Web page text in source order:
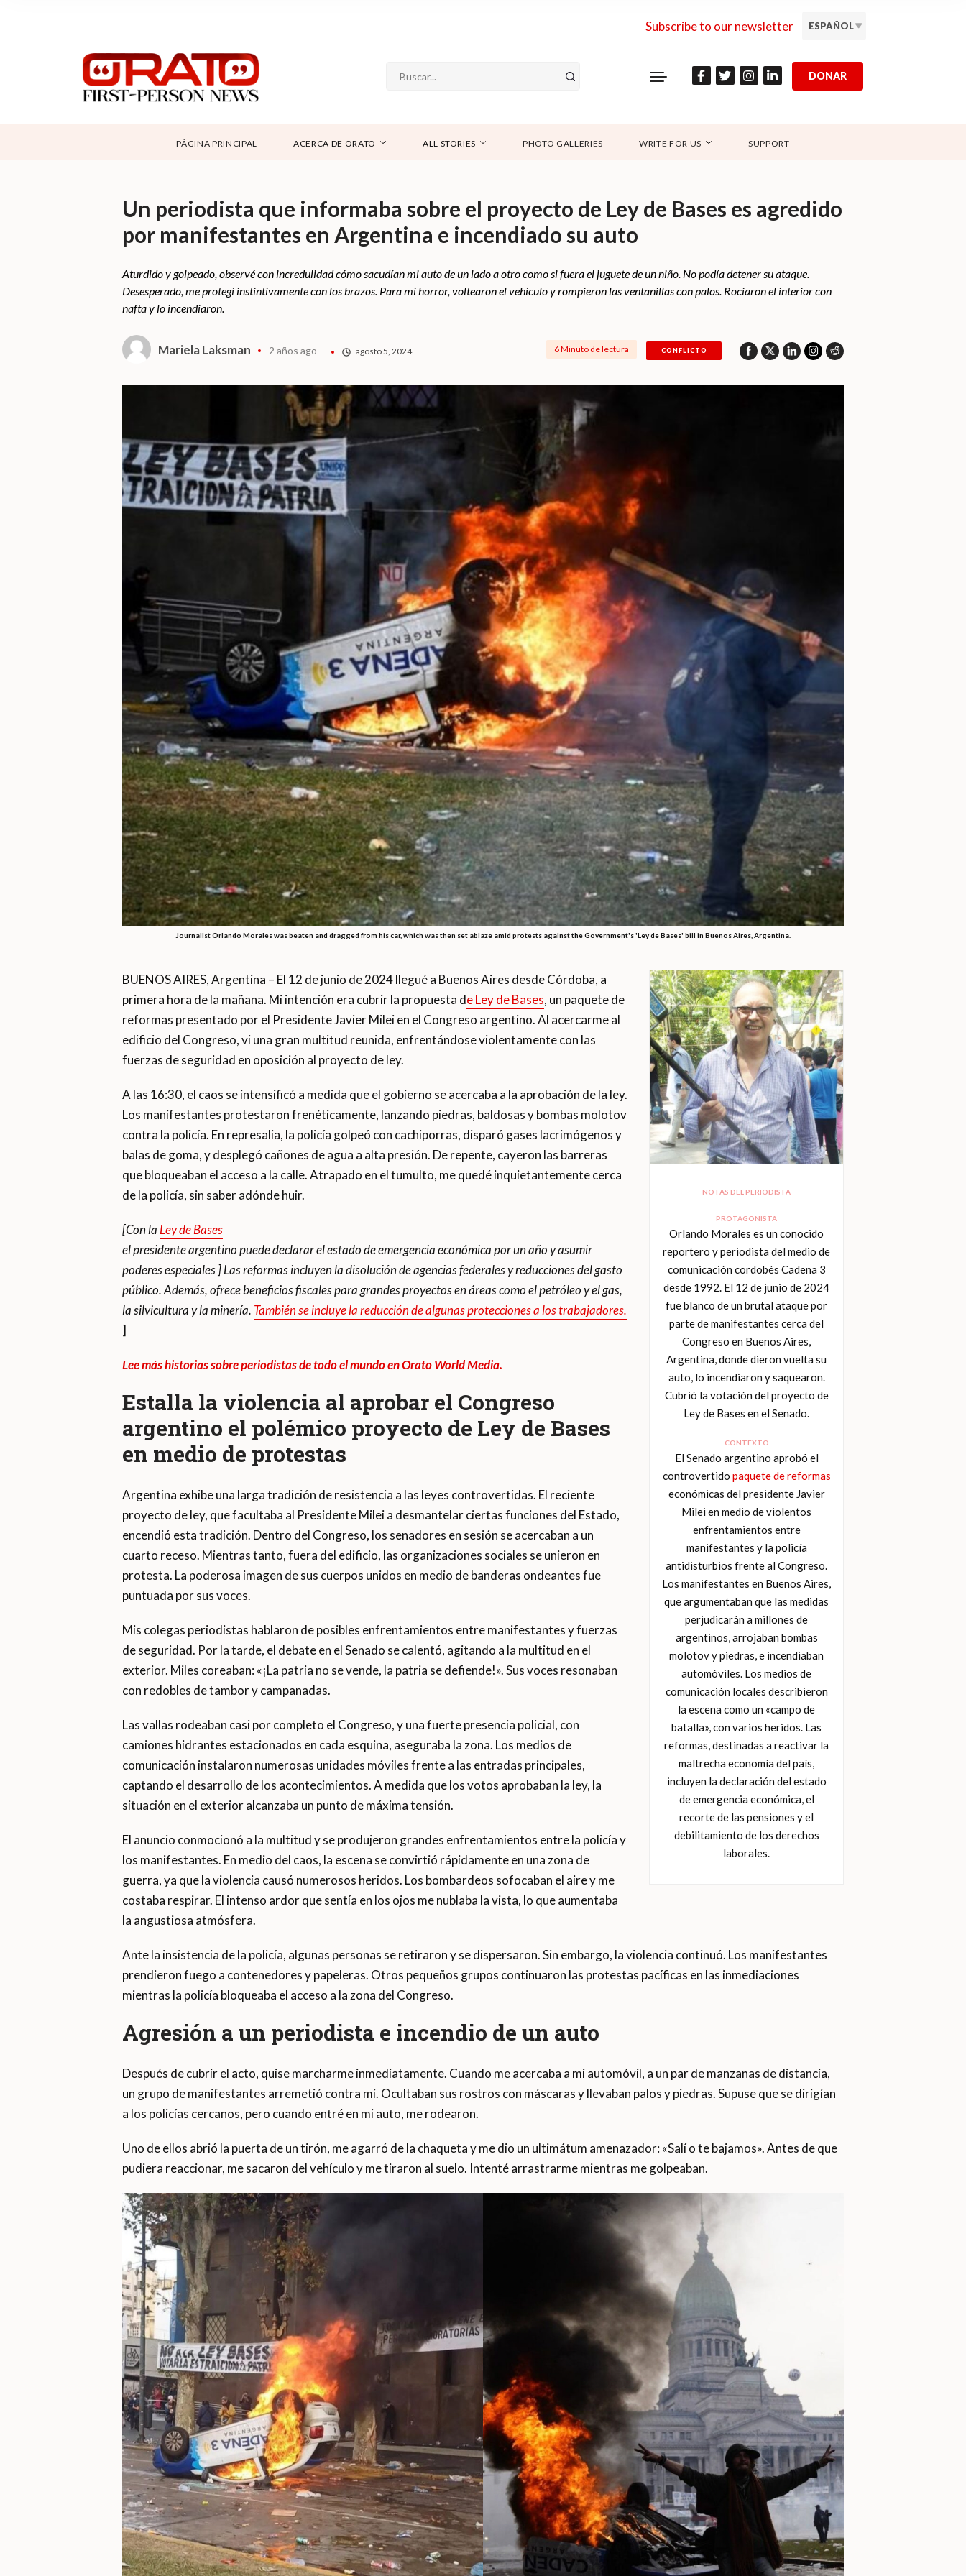
Subscribe to our newsletter ESPAÑOL
SUPPORT
CONTÁCTANOS
DONAR
PÁGINA PRINCIPAL ACERCA DE ORATO ALL STORIES PHOTO GALLERIES WRITE FOR US SUPPORT
Un periodista que informaba sobre el proyecto de Ley de Bases es agredido
por manifestantes en Argentina e incendiado su auto
Aturdido y golpeado, observé con incredulidad cómo sacudían mi auto de un lado a otro como si fuera el juguete de un niño. No podía detener su ataque.
Desesperado, me protegí instintivamente con los brazos. Para mi horror, voltearon el vehículo y rompieron las ventanillas con palos. Rociaron el interior con
nafta y lo incendiaron.
Mariela Laksman 2 años ago agosto 5, 2024 6 Minuto de lectura CONFLICTO
Journalist Orlando Morales was beaten and dragged from his car, which was then set ablaze amid protests against the Government's 'Ley de Bases' bill in Buenos Aires, Argentina.
NOTAS DEL PERIODISTA
PROTAGONISTA
Orlando Morales es un conocido
reportero y periodista del medio de
comunicación cordobés Cadena 3
desde 1992. El 12 de junio de 2024
fue blanco de un brutal ataque por
parte de manifestantes cerca del
Congreso en Buenos Aires,
Argentina, donde dieron vuelta su
auto, lo incendiaron y saquearon.
Cubrió la votación del proyecto de
Ley de Bases en el Senado.
CONTEXTO
El Senado argentino aprobó el
controvertido paquete de reformas
económicas del presidente Javier
Milei en medio de violentos
enfrentamientos entre
manifestantes y la policía
antidisturbios frente al Congreso.
Los manifestantes en Buenos Aires,
que argumentaban que las medidas
perjudicarán a millones de
argentinos, arrojaban bombas
molotov y piedras, e incendiaban
automóviles. Los medios de
comunicación locales describieron
la escena como un «campo de
batalla», con varios heridos. Las
reformas, destinadas a reactivar la
maltrecha economía del país,
incluyen la declaración del estado
de emergencia económica, el
recorte de las pensiones y el
debilitamiento de los derechos
laborales.
BUENOS AIRES, Argentina – El 12 de junio de 2024 llegué a Buenos Aires desde Córdoba, a
primera hora de la mañana. Mi intención era cubrir la propuesta de Ley de Bases, un paquete de
reformas presentado por el Presidente Javier Milei en el Congreso argentino. Al acercarme al
edificio del Congreso, vi una gran multitud reunida, enfrentándose violentamente con las
fuerzas de seguridad en oposición al proyecto de ley.
A las 16:30, el caos se intensificó a medida que el gobierno se acercaba a la aprobación de la ley.
Los manifestantes protestaron frenéticamente, lanzando piedras, baldosas y bombas molotov
contra la policía. En represalia, la policía golpeó con cachiporras, disparó gases lacrimógenos y
balas de goma, y desplegó cañones de agua a alta presión. De repente, cayeron las barreras
que bloqueaban el acceso a la calle. Atrapado en el tumulto, me quedé inquietantemente cerca
de la policía, sin saber adónde huir.
[Con laLey de Bases
el presidente argentino puede declarar el estado de emergencia económica por un año y asumir
poderes especiales ]Las reformas incluyen la disolución de agencias federales y reducciones del gasto
público. Además, ofrece beneficios fiscales para grandes proyectos en áreas como el petróleo y el gas,
la silvicultura y la minería. También se incluye la reducción de algunas protecciones a los trabajadores.
]
Lee más historias sobre periodistas de todo el mundo en Orato World Media.
Estalla la violencia al aprobar el Congreso
argentino el polémico proyecto de Ley de Bases
en medio de protestas
Argentina exhibe una larga tradición de resistencia a las leyes controvertidas. El reciente
proyecto de ley, que facultaba al Presidente Milei a desmantelar ciertas funciones del Estado,
encendió esta tradición. Dentro del Congreso, los senadores en sesión se acercaban a un
cuarto receso. Mientras tanto, fuera del edificio, las organizaciones sociales se unieron en
protesta. La poderosa imagen de sus cuerpos unidos en medio de banderas ondeantes fue
puntuada por sus voces.
Mis colegas periodistas hablaron de posibles enfrentamientos entre manifestantes y fuerzas
de seguridad. Por la tarde, el debate en el Senado se calentó, agitando a la multitud en el
exterior. Miles coreaban: «¡La patria no se vende, la patria se defiende!». Sus voces resonaban
con redobles de tambor y campanadas.
Las vallas rodeaban casi por completo el Congreso, y una fuerte presencia policial, con
camiones hidrantes estacionados en cada esquina, aseguraba la zona. Los medios de
comunicación instalaron numerosas unidades móviles frente a las entradas principales,
captando el desarrollo de los acontecimientos. A medida que los votos aprobaban la ley, la
situación en el exterior alcanzaba un punto de máxima tensión.
El anuncio conmocionó a la multitud y se produjeron grandes enfrentamientos entre la policía y
los manifestantes. En medio del caos, la escena se convirtió rápidamente en una zona de
guerra, ya que la violencia causó numerosos heridos. Los bombardeos sofocaban el aire y me
costaba respirar. El intenso ardor que sentía en los ojos me nublaba la vista, lo que aumentaba
la angustiosa atmósfera.
Ante la insistencia de la policía, algunas personas se retiraron y se dispersaron. Sin embargo, la violencia continuó. Los manifestantes
prendieron fuego a contenedores y papeleras. Otros pequeños grupos continuaron las protestas pacíficas en las inmediaciones
mientras la policía bloqueaba el acceso a la zona del Congreso.
Agresión a un periodista e incendio de un auto
Después de cubrir el acto, quise marcharme inmediatamente. Cuando me acercaba a mi automóvil, a un par de manzanas de distancia,
un grupo de manifestantes arremetió contra mí. Ocultaban sus rostros con máscaras y llevaban palos y piedras. Supuse que se dirigían
a los policías cercanos, pero cuando entré en mi auto, me rodearon.
Uno de ellos abrió la puerta de un tirón, me agarró de la chaqueta y me dio un ultimátum amenazador: «Salí o te bajamos». Antes de que
pudiera reaccionar, me sacaron del vehículo y me tiraron al suelo. Intenté arrastrarme mientras me golpeaban.